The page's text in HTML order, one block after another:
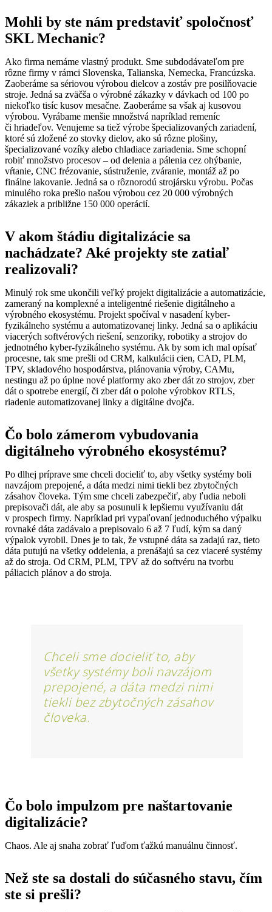
Mohli by ste nám predstaviť spoločnosť
SKL Mechanic?
Ako firma nemáme vlastný produkt. Sme subdodávateľom pre
rôzne firmy v rámci Slovenska, Talianska, Nemecka, Francúzska.
Zaoberáme sa sériovou výrobou dielcov a zostáv pre posilňovacie
stroje. Jedná sa zväčša o výrobné zákazky v dávkach od 100 po
niekoľko tisíc kusov mesačne. Zaoberáme sa však aj kusovou
výrobou. Vyrábame menšie množstvá napríklad remeníc
či hriadeľov. Venujeme sa tiež výrobe špecializovaných zariadení,
ktoré sú zložené zo stovky dielov, ako sú rôzne plošiny,
špecializované vozíky alebo chladiace zariadenia. Sme schopní
robiť množstvo procesov – od delenia a pálenia cez ohýbanie,
vŕtanie, CNC frézovanie, sústruženie, zváranie, montáž až po
finálne lakovanie. Jedná sa o rôznorodú strojársku výrobu. Počas
minulého roka prešlo našou výrobou cez 20 000 výrobných
zákaziek a približne 150 000 operácií.
V akom štádiu digitalizácie sa
nachádzate? Aké projekty ste zatiaľ
realizovali?
Minulý rok sme ukončili veľký projekt digitalizácie a automatizácie,
zameraný na komplexné a inteligentné riešenie digitálneho a
výrobného ekosystému. Projekt spočíval v nasadení kyber-
fyzikálneho systému a automatizovanej linky. Jedná sa o aplikáciu
viacerých softvérových riešení, senzoriky, robotiky a strojov do
jednotného kyber-fyzikálneho systému. Ak by som ich mal opísať
procesne, tak sme prešli od CRM, kalkulácii cien, CAD, PLM,
TPV, skladového hospodárstva, plánovania výroby, CAMu,
nestingu až po úplne nové platformy ako zber dát zo strojov, zber
dát o spotrebe energií, či zber dát o polohe výrobkov RTLS,
riadenie automatizovanej linky a digitálne dvojča.
Čo bolo zámerom vybudovania
digitálneho výrobného ekosystému?
Po dlhej príprave sme chceli docieliť to, aby všetky systémy boli
navzájom prepojené, a dáta medzi nimi tiekli bez zbytočných
zásahov človeka. Tým sme chceli zabezpečiť, aby ľudia neboli
prepisovači dát, ale aby sa posunuli k lepšiemu využívaniu dát
v prospech firmy. Napríklad pri vypaľovaní jednoduchého výpalku
rovnaké dáta zadávalo a prepisovalo 6 až 7 ľudí, kým sa daný
výpalok vyrobil. Dnes je to tak, že vstupné dáta sa zadajú raz, tieto
dáta putujú na všetky oddelenia, a prenášajú sa cez viaceré systémy
až do stroja. Od CRM, PLM, TPV až do softvéru na tvorbu
páliacich plánov a do stroja.
Chceli sme docieliť to, aby
všetky systémy boli navzájom
prepojené, a dáta medzi nimi
tiekli bez zbytočných zásahov
človeka.
Čo bolo impulzom pre naštartovanie
digitalizácie?
Chaos. Ale aj snaha zobrať ľuďom ťažkú manuálnu činnosť.
Než ste sa dostali do súčasného stavu, čím
ste si prešli?